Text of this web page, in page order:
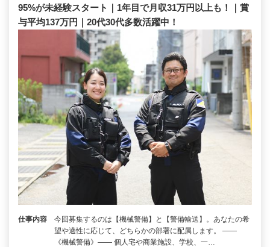
95%が未経験スタート｜1年目で月収31万円以上も！｜賞
与平均137万円｜20代30代多数活躍中！
仕事内容
今回募集するのは【機械警備】と【警備輸送】。あなたの希
望や適性に応じて、どちらかの部署に配属します。 ――
《機械警備》―― 個人宅や商業施設、学校、一…